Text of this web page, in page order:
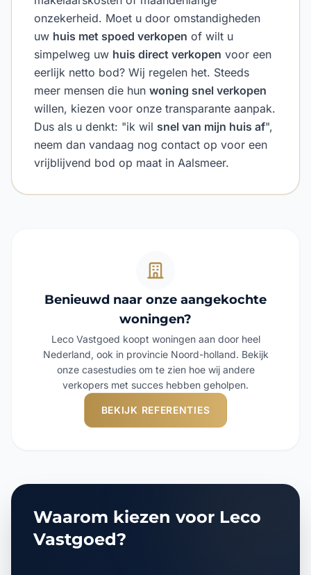
onzekerheid. Moet u door omstandigheden
uw huis met spoed verkopen of wilt u
simpelweg uw huis direct verkopen voor een
eerlijk netto bod? Wij regelen het. Steeds
meer mensen die hun woning snel verkopen
willen, kiezen voor onze transparante aanpak.
Dus als u denkt: "ik wil snel van mijn huis af",
neem dan vandaag nog contact op voor een
vrijblijvend bod op maat in Aalsmeer.
Benieuwd naar onze aangekochte
woningen?
Leco Vastgoed koopt woningen aan door heel
Nederland, ook in provincie Noord-holland. Bekijk
onze casestudies om te zien hoe wij andere
verkopers met succes hebben geholpen.
BEKIJK REFERENTIES
Waarom kiezen voor Leco
Vastgoed?